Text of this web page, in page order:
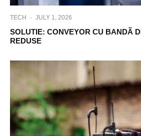
TECH · JULY 1, 2026
SOLUTIE: CONVEYOR CU BANDÃ
REDUSE